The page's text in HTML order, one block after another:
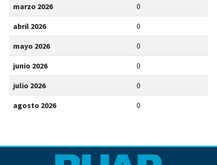
marzo 2026 0
abril 2026 0
mayo 2026 0
junio 2026 0
julio 2026 0
agosto 2026 0